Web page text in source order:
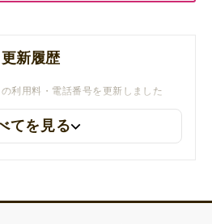
更新履歴
の利用料・電話番号を更新しました
てを見る